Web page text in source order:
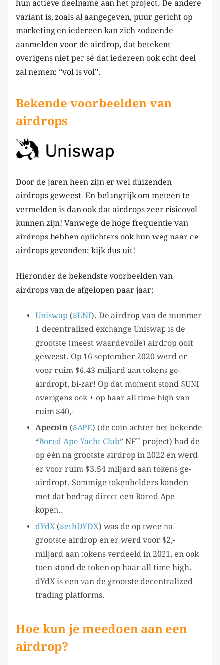
hun actieve deelname aan het project. De andere
variant is, zoals al aangegeven, puur gericht op
marketing en iedereen kan zich zodoende
aanmelden voor de airdrop, dat betekent
overigens niet per sé dat iedereen ook echt deel
zal nemen: “vol is vol”.
Bekende voorbeelden van
airdrops
Door de jaren heen zijn er wel duizenden
airdrops geweest. En belangrijk om meteen te
vermelden is dan ook dat airdrops zeer risicovol
kunnen zijn! Vanwege de hoge frequentie van
airdrops hebben oplichters ook hun weg naar de
airdrops gevonden: kijk dus uit!
Hieronder de bekendste voorbeelden van
airdrops van de afgelopen paar jaar:
Uniswap ($UNI). De airdrop van de nummer
1 decentralized exchange Uniswap is de
grootste (meest waardevolle) airdrop ooit
geweest. Op 16 september 2020 werd er
voor ruim $6.43 miljard aan tokens ge-
airdropt, bi-zar! Op dat moment stond $UNI
overigens ook ± op haar all time high van
ruim $40,-
Apecoin ($APE) (de coin achter het bekende
“Bored Ape Yacht Club” NFT project) had de
op één na grootste airdrop in 2022 en werd
er voor ruim $3.54 miljard aan tokens ge-
airdropt. Sommige tokenholders konden
met dat bedrag direct een Bored Ape
kopen..
dYdX ($ethDYDX) was de op twee na
grootste airdrop en er werd voor $2,-
miljard aan tokens verdeeld in 2021, en ook
toen stond de token op haar all time high.
dYdX is een van de grootste decentralized
trading platforms.
Hoe kun je meedoen aan een
airdrop?